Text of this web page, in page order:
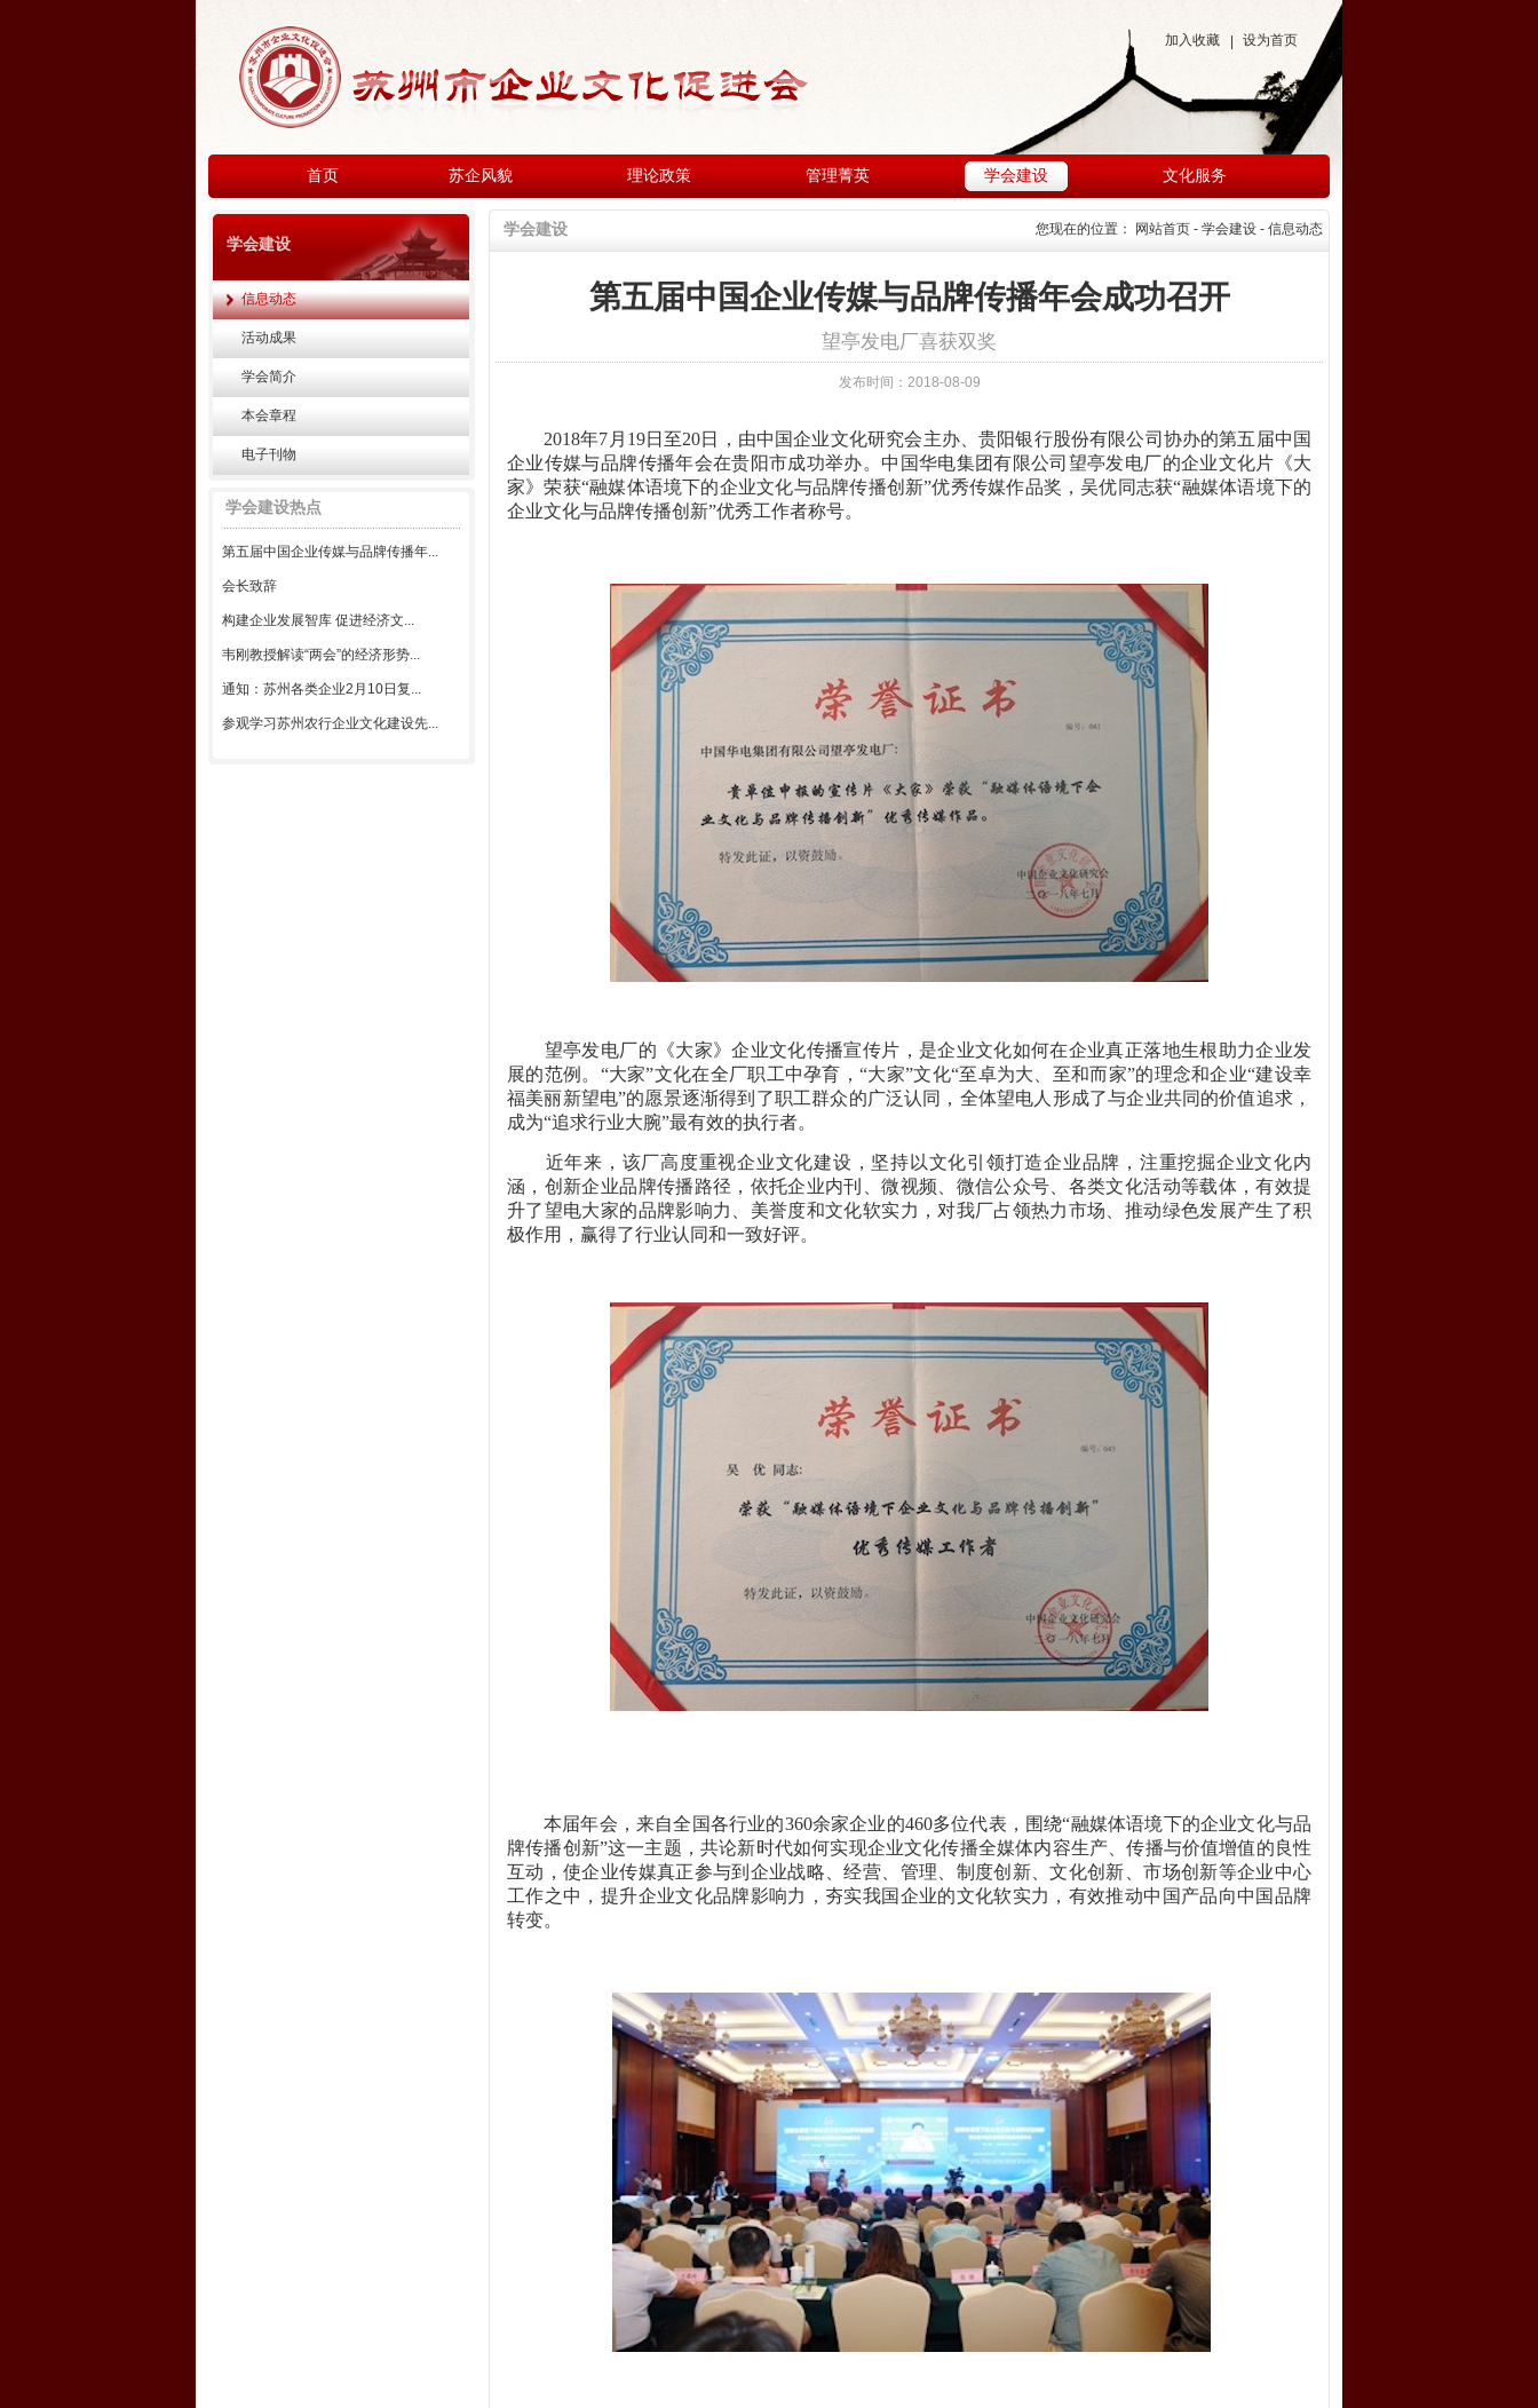
加入收藏 设为首页
首页 苏企风貌 理论政策 管理菁英 学会建设 文化服务
学会建设
信息动态
活动成果
学会简介
本会章程
电子刊物
学会建设热点
第五届中国企业传媒与品牌传播年...
会长致辞
构建企业发展智库 促进经济文...
韦刚教授解读“两会”的经济形势...
通知：苏州各类企业2月10日复...
参观学习苏州农行企业文化建设先...
学会建设 您现在的位置： 网站首页 - 学会建设 - 信息动态
第五届中国企业传媒与品牌传播年会成功召开
望亭发电厂喜获双奖
发布时间：2018-08-09
2018年7 月 19日至20日，由中国企业文化研究会主办、贵阳银行股份有限公司协办的第五届中国
企业传媒与品牌传播年会在贵阳市成功举办。中国华电集团有限公司望亭发电厂的企业文化片《大
家》荣获“融媒体语境下的企业文化与品牌传播创新”优秀传媒作品奖，吴优同志获“融媒体语境下的
企业文化与品牌传播创新”优秀工作者称号。
望亭发电厂的 《大家》企业文化传播宣传片，是企业文化如何在企业真正落地生根助力企业发
展的范例。“大家”文化在全厂职工中孕育，“大家”文化“至卓为大、至和而家”的理念和企业“建设幸
福美丽新望电”的愿景逐渐得到了职工群众的广泛认同，全体望电人形成了与企业共同的价值追求，
成为“追求行业大腕”最有效的执行者。
近年来，该厂高度重视企业文化建设，坚持以文化引领打造企业品牌，注重挖掘企业文化内
涵，创新企业品牌传播路径，依托企业内刊、微视频、微信公众号、各类文化活动等载体，有效提
升了望电大家的品牌影响力、美誉度和文化软实力，对我厂占领热力市场、推动绿色发展产生了积
极作用，赢得了行业认同和一致好评。
本届年会，来自全国各行业的360余家企业的460多位代表，围绕“融媒体语境下的企业文化与品
牌传播创新”这一主题，共论新时代如何实现企业文化传播全媒体内容生产、传播与价值增值的良性
互动，使企业传媒真正参与到企业战略、经营、管理、制度创新、文化创新、市场创新等企业中心
工作之中，提升企业文化品牌影响力，夯实我国企业的文化软实力，有效推动中国产品向中国品牌
转变。